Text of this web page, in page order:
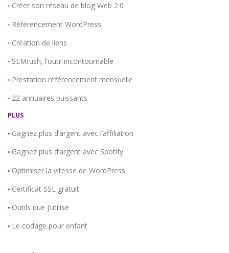
• Créer son réseau de blog Web 2.0
• Référencement WordPress
• Création de liens
• SEMrush, l’outil incontournable
• Prestation référencement mensuelle
• 22 annuaires puissants
PLUS
• Gagnez plus d’argent avec l’affiliation
• Gagnez plus d’argent avec Spotify
• Optimiser la vitesse de WordPress
• Certificat SSL gratuit
• Outils que j’utilise
• Le codage pour enfant